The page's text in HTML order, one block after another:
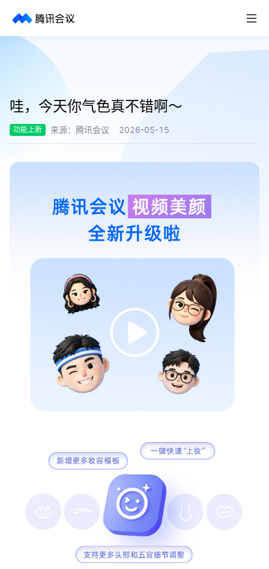
取消
历史搜索
哇，今天你气色真不错啊～
功能上新 来源： 腾讯会议 2026-05-15